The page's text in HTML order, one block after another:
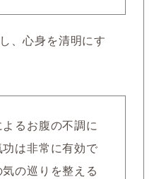
、心身を清明にす
るお腹の不調に
は非常に有効で
の巡りを整える